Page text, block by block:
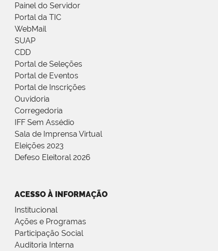
Painel do Servidor
Portal da TIC
WebMail
SUAP
CDD
Portal de Seleções
Portal de Eventos
Portal de Inscrições
Ouvidoria
Corregedoria
IFF Sem Assédio
Sala de Imprensa Virtual
Eleições 2023
Defeso Eleitoral 2026
ACESSO À INFORMAÇÃO
Institucional
Ações e Programas
Participação Social
Auditoria Interna